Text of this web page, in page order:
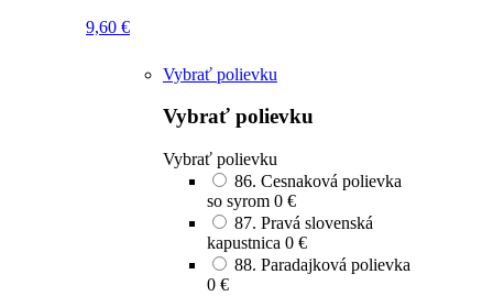
9,60 €
Vybrať polievku
Vybrať polievku
Vybrať polievku
86. Cesnaková polievka
so syrom 0 €
87. Pravá slovenská
kapustnica 0 €
88. Paradajková polievka
0 €